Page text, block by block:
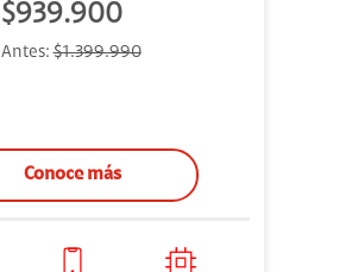
$939.900
Antes:$1.399.990
Conoce más